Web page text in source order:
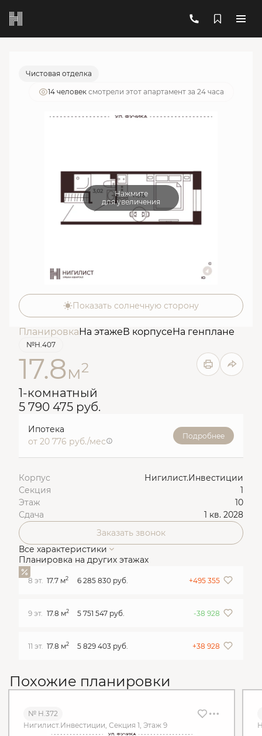
1-комнатный 5 790 475 руб.
Ипотека
Чистовая отделка
14 человек смотрели этот апартамент за 24 часа
Нажмите
для увеличения
Показать солнечную сторону
ПланировкаНа этажеВ корпусеНа генплане
№Н.407
17.8м2
1-комнатный
5 790 475 руб.
Ипотека
от 20 776 руб./мес
Подробнее
Корпус
Нигилист.Инвестиции
Секция
1
Этаж
10
Сдача
1 кв. 2028
Заказать звонок
Все характеристики
Планировка на других этажах
8 эт. 17.7 м2 6 285 830 руб. +495 355
9 эт. 17.8 м2 5 751 547 руб. -38 928
11 эт. 17.8 м2 5 829 403 руб. +38 928
Похожие планировки
№ Н.372
Нигилист.Инвестиции, Секция 1, Этаж 9